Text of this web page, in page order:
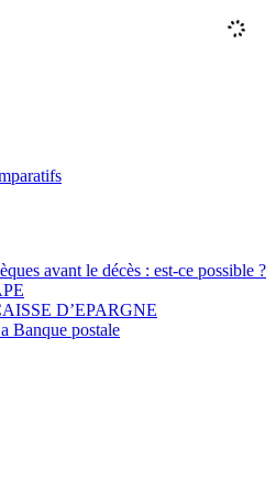
avant le décès : est-ce possible ?
D’EPARGNE
Banque postale